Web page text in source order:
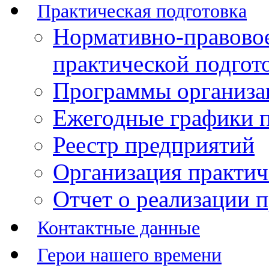
Практическая подготовка
Нормативно-
практической
Программы
Ежегодные графики
Реестр предприятий
Организация
Отчет о реализации
Контактные данные
Герои нашего времени